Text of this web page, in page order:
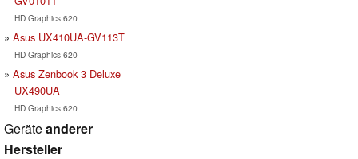
HD Graphics 620
Asus UX410UA-GV113T
HD Graphics 620
Asus Zenbook 3 Deluxe
UX490UA
HD Graphics 620
Geräteanderer
Hersteller